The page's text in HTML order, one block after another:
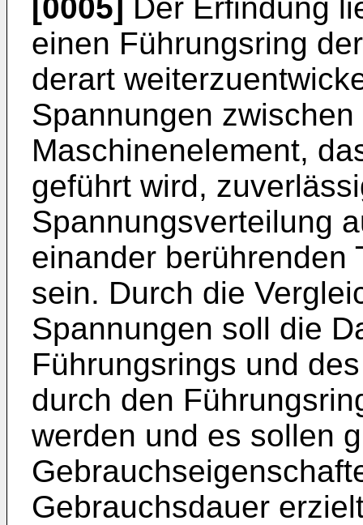
[0005]
Der Erfindung
einen Führungsring
derart
Spannungen
Maschinenelement,
geführt wird,
Spannungsverteilung
einander berührenden
sein. Durch die
Spannungen soll die
Führungsrings und
durch den
werden und es sollen
Gebrauchsdauer